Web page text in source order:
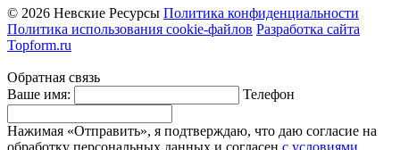
© 2026 Невские Ресурсы Политика конфиденциальности
Политика использования cookie-файлов Разработка сайта
Topform.ru
Обратная связь
Ваше имя:
Телефон
Нажимая «Отправить», я подтверждаю, что даю согласие на
обработку персональных данных и согласен с условиями